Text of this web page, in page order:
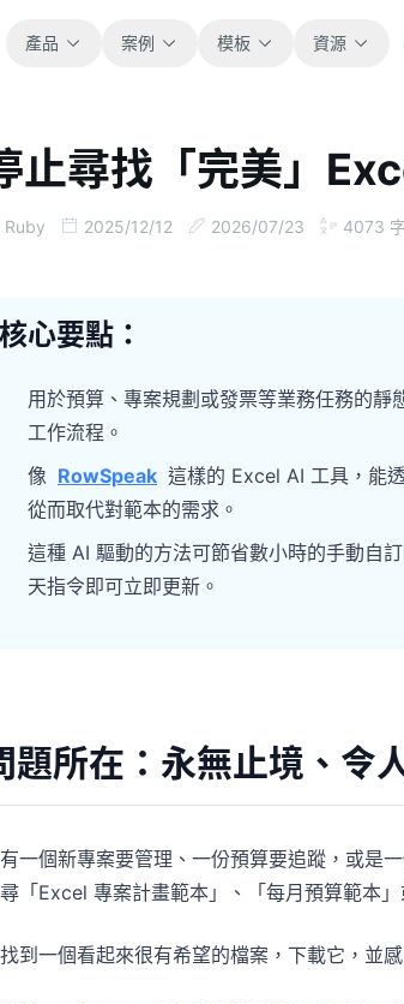
產品 案例 模板
全部
用於追蹤流程、協作、規劃與執行。
支援銷售管道、目標、預測與營收追蹤。
專案
管理里程碑、負責人、交付與進度。
資源
部落格
查看產品文件、設定與使用說
用於分析、報表與清理的實用
社群
加入討論、提問並向其他使用
止尋找「完美」
Ruby 2025/12/12 2026/07/23 4073 字
核心要點：
用於預算、專案規劃或發票等業務任務的
工作流程。
像 RowSpeak 這樣的 Excel AI 工具，能
從而取代對範本的需求。
這種 AI 驅動的方法可節省數小時的手動自
天指令即可立即更新。
題所在：永無止境、令
一個新專案要管理、一份預算要追蹤，或是
「Excel 專案計畫範本」、「每月預算範本」
到一個看起來很有希望的檔案，下載它，並